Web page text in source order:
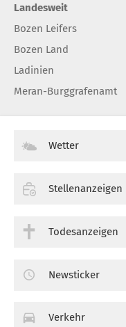
Landesweit
Bozen Leifers
Bozen Land
Ladinien
Meran-Burggrafenamt
Wetter
Stellenanzeigen
Todesanzeigen
Newsticker
Verkehr